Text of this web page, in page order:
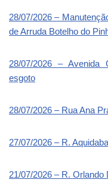
28/07/2026 –
de Arruda Botelho do
28/07/2026 –
esgoto
28/07/2026 – Rua Ana
27/07/2026 – R.
21/07/2026 – R. Orlando